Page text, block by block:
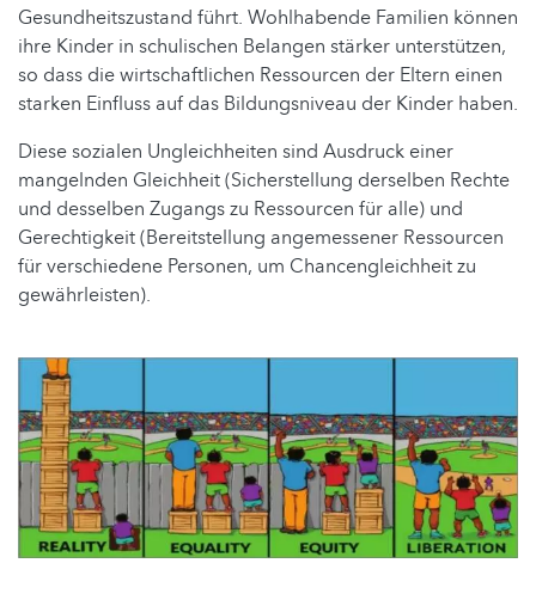
Gesundheitszustand führt. Wohlhabende Familien können
ihre Kinder in schulischen Belangen stärker unterstützen,
so dass die wirtschaftlichen Ressourcen der Eltern einen
starken Einfluss auf das Bildungsniveau der Kinder haben.
Diese sozialen Ungleichheiten sind Ausdruck einer
mangelnden Gleichheit (Sicherstellung derselben Rechte
und desselben Zugangs zu Ressourcen für alle) und
Gerechtigkeit (Bereitstellung angemessener Ressourcen
für verschiedene Personen, um Chancengleichheit zu
gewährleisten).